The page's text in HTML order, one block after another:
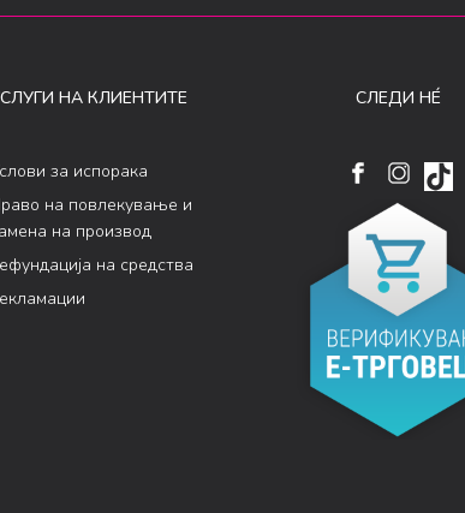
НА КЛИЕНТИТЕ
за испорака
на повлекување и
на производ
на средства
СЛЕДИ НÉ